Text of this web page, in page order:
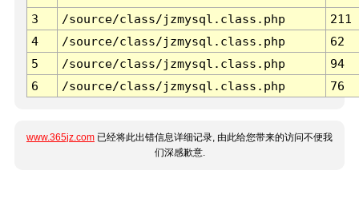
3 /source/class/jzmysql.class.php
211
4
/source/class/jzmysql.class.php
62
5
/source/class/jzmysql.class.php
94
6
/source/class/jzmysql.class.php 76
www.365jz.com 已经将此出错信息详细记录, 由此给您带来的访问不便我
们深感歉意.